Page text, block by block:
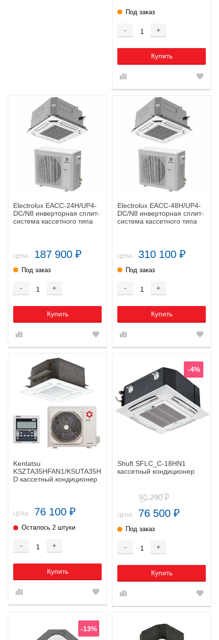
Под заказ
- +
Купить
Electrolux EACC-24H/UP4-
DC/N8 инверторная сплит-
система кассетного типа
ЦЕНА: 187 900 ₽
Под заказ
- +
Купить
Electrolux EACC-48H/UP4-
DC/N8 инверторная сплит-
система кассетного типа
ЦЕНА: 310 100 ₽
Под заказ
- +
Купить
Kentatsu
KSZTA35HFAN1/KSUTA35HFAN1/KPU65-
D кассетный кондиционер
ЦЕНА: 76 100 ₽
Осталось 2 штуки
- +
Купить
-4%
Shuft SFLC_C-18HN1
кассетный кондиционер
80 290 ₽
ЦЕНА: 76 500 ₽
Под заказ
- +
Купить
-13%